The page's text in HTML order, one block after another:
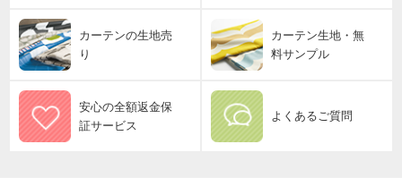
カーテンの生地売
り
カーテン生地・無
料サンプル
安心の全額返金保
証サービス
よくあるご質問